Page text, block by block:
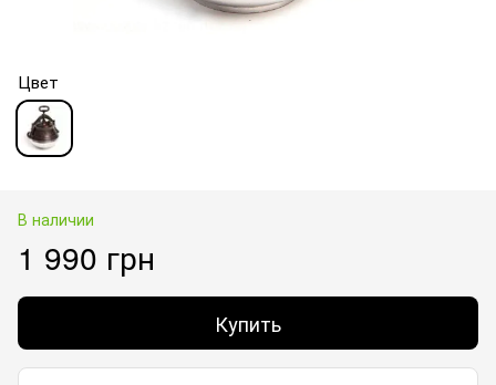
Цвет
В наличии
1 990 грн
Купить